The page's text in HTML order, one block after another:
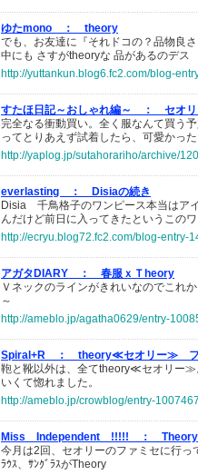
ゆたmono ：
theory
でも、お友達に『それドコの？品物良
中にも さすがtheoryな 品があるのデス
http://yuttankun.blog6.fc2.com/blog-
すたほ日記～おしゃれ編～ ：
セオ
完全なる衝動買い。全く服なんて買う
ってとりあえず試着したら、可愛かった
http://yaplog.jp/sutahorariho/archive/
everlasting ：
Disiaの続き
Disia 千鳥格子のワンピース本当はア
んだけど前日に入ってきたというこのワ
http://ecryu.blog72.fc2.com/blog-entry-
アガタDIARY ：
春服ｘＴheory
Ｖネックのラインがきれいなのでこれ
～
http://ameblo.jp/agatha0629/entry-
Spiral+R ：
theory≪セオリー≫ フ
鞄と靴以外は、全てtheory≪セオリー≫
いくて惚れました。
http://ameblo.jp/crowblog/entry-
Miss Independent !!!!! ：
今月は2回、セオリーのファミセに行っ
ﾗｳｽ、ｻﾝｸﾞﾗｽがTheory